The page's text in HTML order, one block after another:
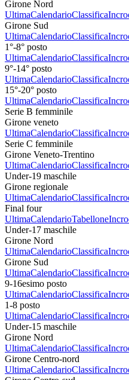
Girone Nord
UltimaCalendarioClassifica
Girone Sud
UltimaCalendarioClassifica
1°-8° posto
UltimaCalendarioClassifica
9°-14° posto
UltimaCalendarioClassifica
15°-20° posto
UltimaCalendarioClassifica
Serie B femminile
Girone veneto
UltimaCalendarioClassifica
Serie C femminile
Girone Veneto-Trentino
UltimaCalendarioClassifica
Under-19 maschile
Girone regionale
UltimaCalendarioClassifica
Final four
UltimaCalendarioTabellone
Under-17 maschile
Girone Nord
UltimaCalendarioClassifica
Girone Sud
UltimaCalendarioClassifica
9-16esimo posto
UltimaCalendarioClassifica
1-8 posto
UltimaCalendarioClassifica
Under-15 maschile
Girone Nord
UltimaCalendarioClassifica
Girone Centro-nord
UltimaCalendarioClassifica